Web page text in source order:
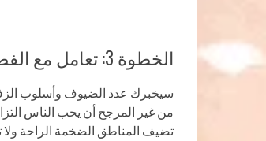
الخطوة 3: تعامل مع الفضاء
سيخبرك عدد الضيوف وأسلوب
من غير المرجح أن يحب الناس
تضيف المناطق الضخمة الراحة ولا